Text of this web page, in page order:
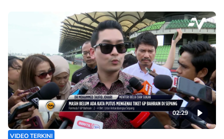
02:29
VIDEO TERKINI